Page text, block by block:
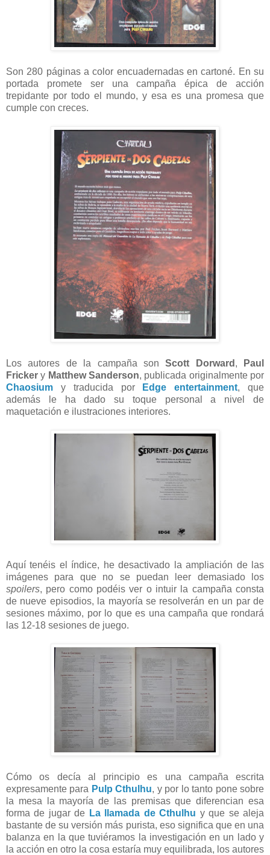
Son 280 páginas a color encuadernadas en cartoné. En su
portada promete ser una campaña épica de acción
trepidante por todo el mundo, y esa es una promesa que
cumple con creces.
Los autores de la campaña sonScott Dorward ,
Paul
Fricker y Matthew Sanderson, publicada originalmente por
Chaosium y traducida por Edge entertainment, que
además le ha dado su toque personal a nivel de
maquetación e ilustraciones interiores.
Aquí tenéis el índice, he desactivado la ampliación de las
imágenes para que no se puedan leer demasiado los
spoilers, pero como podéis ver o intuir la campaña consta
de nueve episodios, la mayoría se resolverán en un par de
sesiones máximo, por lo que es una campaña que rondará
las 12-18 sesiones de juego.
Cómo os decía al principio es una campaña escrita
expresamente para Pulp Cthulhu, y por lo tanto pone sobre
la mesa la mayoría de las premisas que diferencian esa
forma de jugar de La llamada de Cthulhu y que se aleja
bastante de su versión más purista, eso significa que en una
balanza en la que tuviéramos la investigación en un lado y
la acción en otro la cosa estaría muy equilibrada, los autores